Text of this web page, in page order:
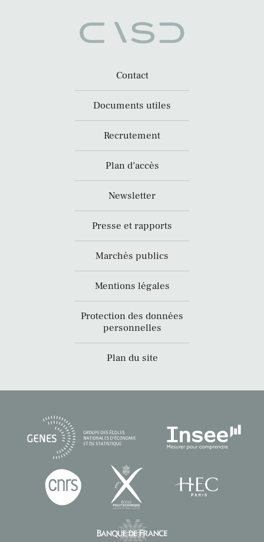
Contact
Documents utiles
Recrutement
Plan d’accès
Newsletter
Presse et rapports
Marchés publics
Mentions légales
Protection des données
personnelles
Plan du site